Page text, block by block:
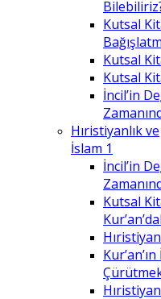
Kutsal
Kutsal
Kutsal
İncil’in
Hıristiyanlık ve
İslam 1
İncil’in
Kutsal